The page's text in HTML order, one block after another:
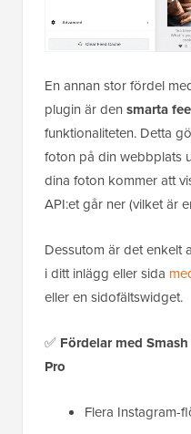
En annan stor fördel
plugin är den smarta
funktionaliteten. Detta
foton på din webbplats
dina foton kommer att
API:et går ner (vilket är
Dessutom är det enkelt
i ditt inlägg eller sida
eller en sidofältswidget.
✅ Fördelar med
Pro
Flera Instagram-